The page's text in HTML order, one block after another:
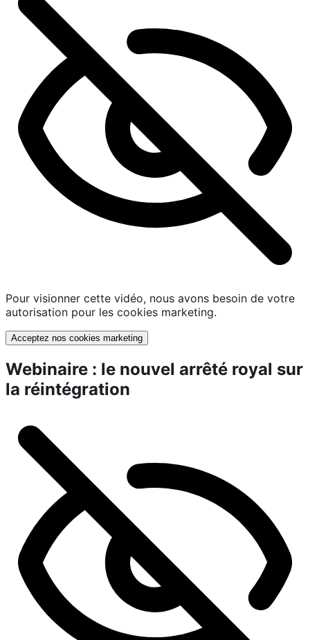
Pour visionner cette vidéo, nous avons besoin de votre
autorisation pour les cookies marketing.
Acceptez nos cookies marketing
Webinaire : le nouvel arrêté royal sur
la réintégration